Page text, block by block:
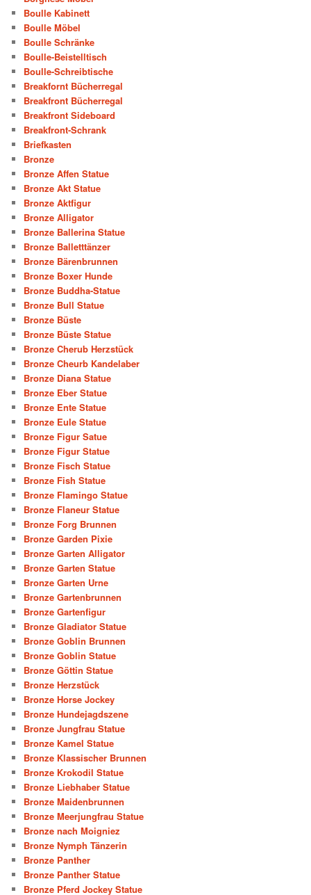
Boulle Kabinett
Boulle Möbel
Boulle Schränke
Boulle-Beistelltisch
Boulle-Schreibtische
Breakfornt Bücherregal
Breakfront Bücherregal
Breakfront Sideboard
Breakfront-Schrank
Briefkasten
Bronze
Bronze Affen Statue
Bronze Akt Statue
Bronze Aktfigur
Bronze Alligator
Bronze Ballerina Statue
Bronze Balletttänzer
Bronze Bärenbrunnen
Bronze Boxer Hunde
Bronze Buddha-Statue
Bronze Bull Statue
Bronze Büste
Bronze Büste Statue
Bronze Cherub Herzstück
Bronze Cheurb Kandelaber
Bronze Diana Statue
Bronze Eber Statue
Bronze Ente Statue
Bronze Eule Statue
Bronze Figur Satue
Bronze Figur Statue
Bronze Fisch Statue
Bronze Fish Statue
Bronze Flamingo Statue
Bronze Flaneur Statue
Bronze Forg Brunnen
Bronze Garden Pixie
Bronze Garten Alligator
Bronze Garten Statue
Bronze Garten Urne
Bronze Gartenbrunnen
Bronze Gartenfigur
Bronze Gladiator Statue
Bronze Goblin Brunnen
Bronze Goblin Statue
Bronze Göttin Statue
Bronze Herzstück
Bronze Horse Jockey
Bronze Hundejagdszene
Bronze Jungfrau Statue
Bronze Kamel Statue
Bronze Klassischer Brunnen
Bronze Krokodil Statue
Bronze Liebhaber Statue
Bronze Maidenbrunnen
Bronze Meerjungfrau Statue
Bronze nach Moigniez
Bronze Nymph Tänzerin
Bronze Panther
Bronze Panther Statue
Bronze Pferd Jockey Statue